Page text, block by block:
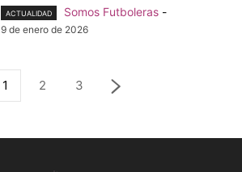
ACTUALIDAD Somos Futboleras -
9 de enero de 2026
1 2 3